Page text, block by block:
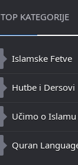
TOP KATEGORIJE
Islamske Fetve
Hutbe i Dersovi
Učimo o Islamu
Quran